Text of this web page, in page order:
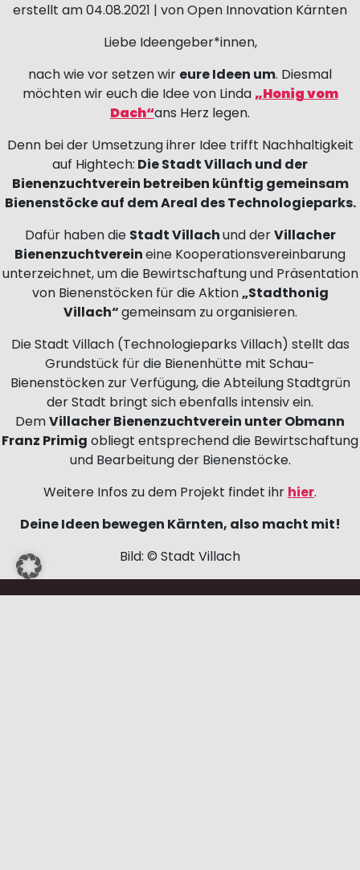
erstellt am 04.08.2021 | von Open Innovation Kärnten
Liebe Ideengeber*innen,
nach wie vor setzen wir eure Ideen um. Diesmal
möchten wir euch die Idee von Linda „Honig vom
Dach“ans Herz legen.
Denn bei der Umsetzung ihrer Idee trifft Nachhaltigkeit
auf Hightech: Die Stadt Villach und der
Bienenzuchtverein betreiben künftig gemeinsam
Bienenstöcke auf dem Areal des Technologieparks.
Dafür haben die Stadt Villachund derVillacher
Bienenzuchtvereineine Kooperationsvereinbarung
unterzeichnet, um die Bewirtschaftung und Präsentation
von Bienenstöcken für die Aktion„Stadthonig
Villach“gemeinsam zu organisieren.
Die Stadt Villach (Technologieparks Villach) stellt das
Grundstück für die Bienenhütte mit Schau-
Bienenstöcken zur Verfügung, die Abteilung Stadtgrün
der Stadt bringt sich ebenfalls intensiv ein.
DemVillacher Bienenzuchtverein unter Obmann
Franz Primig obliegt entsprechend die Bewirtschaftung
und Bearbeitung der Bienenstöcke.
Weitere Infos zu dem Projekt findet ihr hier.
Deine Ideen bewegen Kärnten, also macht mit!
Bild: © Stadt Villach